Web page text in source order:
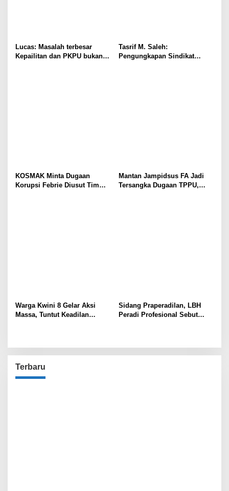
Lucas: Masalah terbesar
Kepailitan dan PKPU bukan
Tasrif M. Saleh:
Pengungkapan Sindikat
KOSMAK Minta Dugaan
Korupsi Febrie Diusut Tim
Mantan Jampidsus FA Jadi
Tersangka Dugaan TPPU,
Warga Kwini 8 Gelar Aksi
Massa, Tuntut Keadilan
Sidang Praperadilan, LBH
Peradi Profesional Sebut
Terbaru